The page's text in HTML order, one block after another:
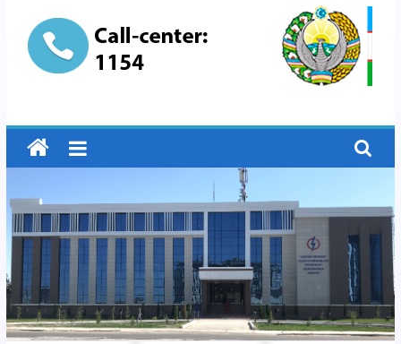
“Buxoro
hududiy
elektr
tarmoqlari
korxonasi”
AJ
“Buxoro
hududiy